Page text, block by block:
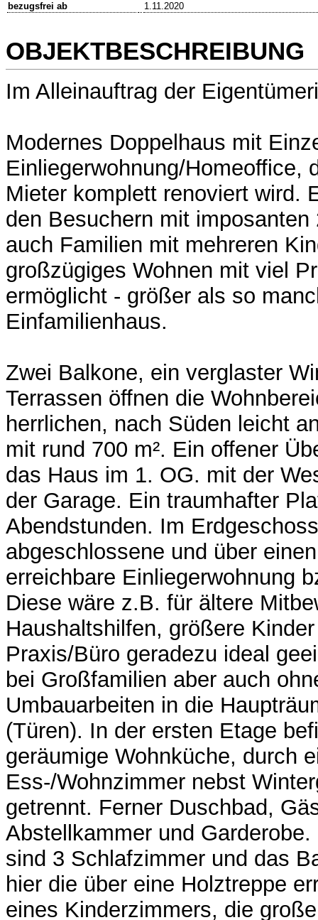
bezugsfrei ab
1.11.2020
OBJEKTBESCHREIBUNG
Im Alleinauftrag der
Modernes Doppelhaus mit
Einliegerwohnung/Homeoffice,
Mieter komplett renoviert wird.
den Besuchern mit imposanten
auch Familien mit mehreren
großzügiges Wohnen mit viel
ermöglicht - größer als so
Einfamilienhaus.
Zwei Balkone, ein verglaster
Terrassen öffnen die
herrlichen, nach Süden leicht
mit rund 700 m². Ein offener
das Haus im 1. OG. mit der
der Garage. Ein traumhafter
Abendstunden. Im
abgeschlossene und über
erreichbare Einliegerwohnung
Diese wäre z.B. für ältere
Haushaltshilfen, größere
Praxis/Büro geradezu ideal
bei Großfamilien aber auch
Umbauarbeiten in die
(Türen). In der ersten Etage
geräumige Wohnküche, durch
Ess-/Wohnzimmer nebst
getrennt. Ferner Duschbad,
Abstellkammer und
sind 3 Schlafzimmer und das
hier die über eine Holztreppe
eines Kinderzimmers, die